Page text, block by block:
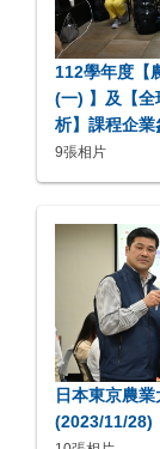
112學年度【
(一) 】及【全
析】課程企
9張相片
日本東京農
(2023/11/28)